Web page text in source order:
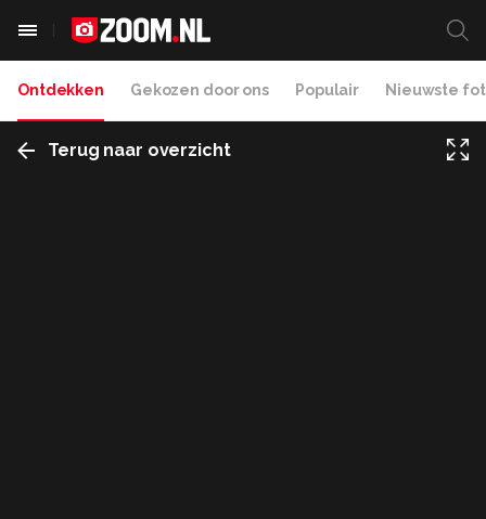
Ontdekken Gekozen door ons Populair Nieuwste
Terug naar overzicht